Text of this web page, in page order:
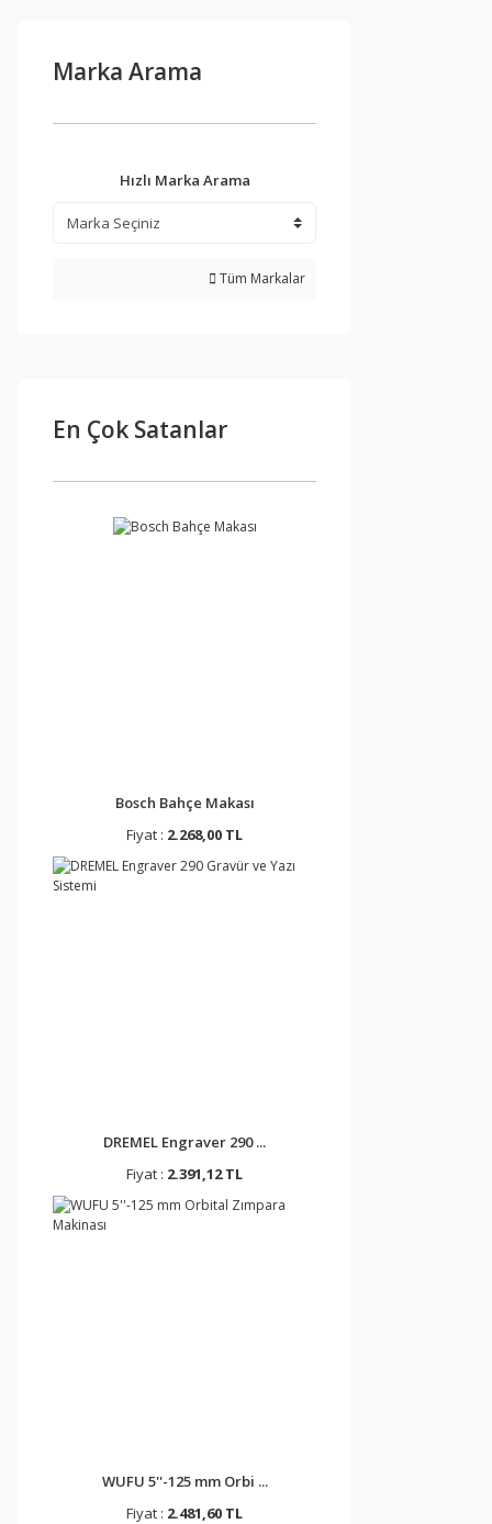
Marka Arama
Hızlı Marka Arama
Tüm Markalar
En Çok Satanlar
Bosch Bahçe Makası
Fiyat : 2.268,00 TL
DREMEL Engraver 290 ...
Fiyat : 2.391,12 TL
WUFU 5''-125 mm Orbi ...
Fiyat : 2.481,60 TL